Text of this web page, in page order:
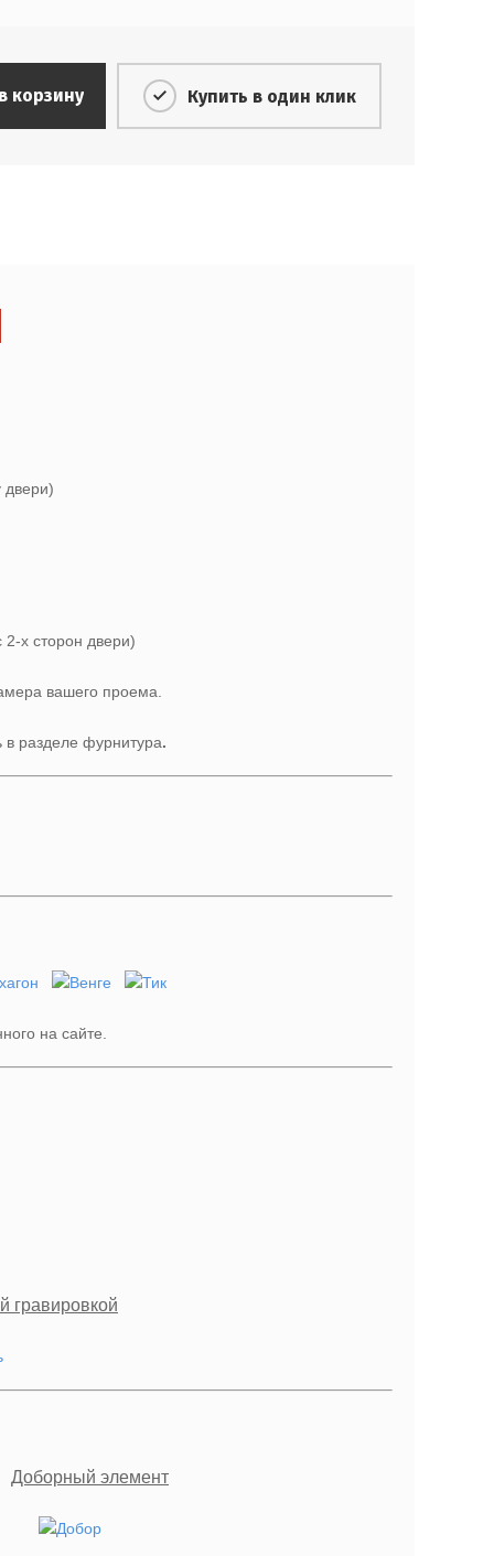
корзину Купить в один клик
двери)
х сторон двери)
вашего проема.
разделе фурнитура.
на сайте.
гравировкой
Доборный элемент